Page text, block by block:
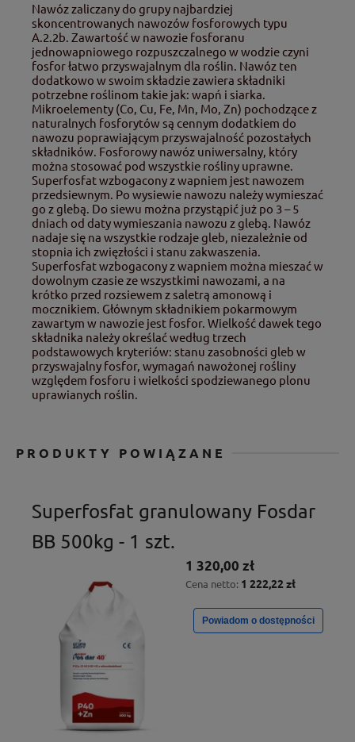
Nawóz zaliczany do grupy najbardziej
skoncentrowanych nawozów fosforowych typu
A.2.2b. Zawartość w nawozie fosforanu
jednowapniowego rozpuszczalnego w wodzie czyni
fosfor łatwo przyswajalnym dla roślin. Nawóz ten
dodatkowo w swoim składzie zawiera składniki
potrzebne roślinom takie jak: wapń i siarka.
Mikroelementy (Co, Cu, Fe, Mn, Mo, Zn) pochodzące z
naturalnych fosforytów są cennym dodatkiem do
nawozu poprawiającym przyswajalność pozostałych
składników. Fosforowy nawóz uniwersalny, który
można stosować pod wszystkie rośliny uprawne.
Superfosfat wzbogacony z wapniem jest nawozem
przedsiewnym. Po wysiewie nawozu należy wymieszać
go z glebą. Do siewu można przystąpić już po 3 – 5
dniach od daty wymieszania nawozu z glebą. Nawóz
nadaje się na wszystkie rodzaje gleb, niezależnie od
stopnia ich zwięzłości i stanu zakwaszenia.
Superfosfat wzbogacony z wapniem można mieszać w
dowolnym czasie ze wszystkimi nawozami, a na
krótko przed rozsiewem z saletrą amonową i
mocznikiem. Głównym składnikiem pokarmowym
zawartym w nawozie jest fosfor. Wielkość dawek tego
składnika należy określać według trzech
podstawowych kryteriów: stanu zasobności gleb w
przyswajalny fosfor, wymagań nawożonej rośliny
względem fosforu i wielkości spodziewanego plonu
uprawianych roślin.
PRODUKTY POWIĄZANE
Superfosfat granulowany Fosdar
BB 500kg - 1 szt.
1 320,00 zł
Cena netto: 1 222,22 zł
Powiadom o dostępności